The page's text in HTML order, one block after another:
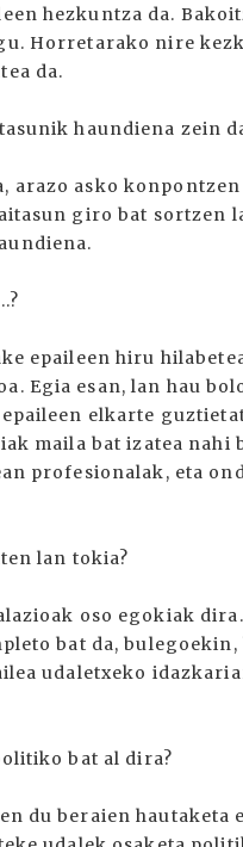
hezkuntza da.
Horretarako nire
da.
haundiena zein
arazo asko
giro bat sortzen
epaileen hiru
Egia esan, lan hau
epaileen elkarte
maila bat izatea
profesionalak, eta
lan tokia?
oso egokiak
bat da,
udaletxeko
bat al dira?
du beraien